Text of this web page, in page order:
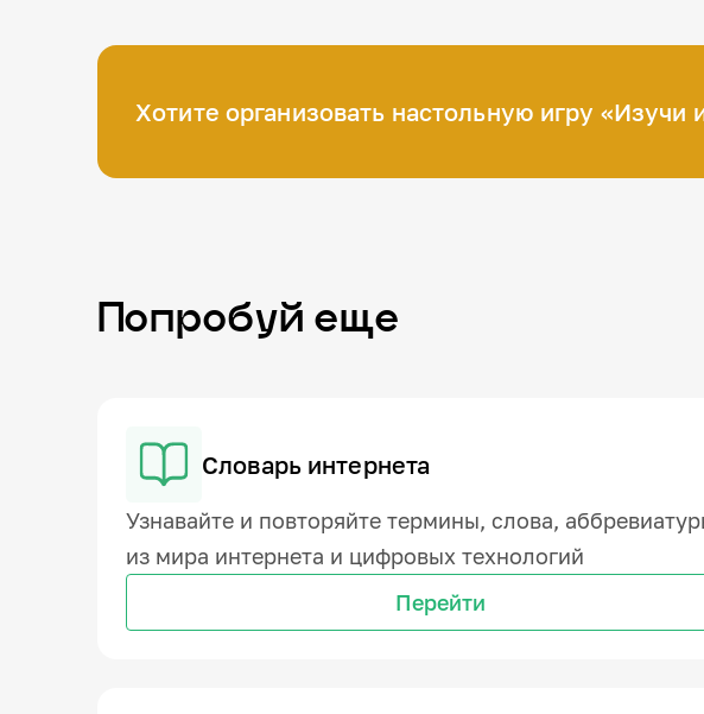
Хотите организовать настольную игру
Попробуй еще
Словарь интернета
Узнавайте и повторяйте термины, слова,
из мира интернета и цифровых технологий
Перейти